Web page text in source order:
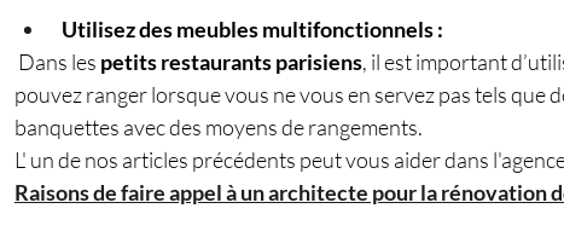
Utilisez des meubles multifonctionnels :
Dans les petits restaurants parisiens, il est important
pouvez ranger lorsque vous ne vous en servez pas tels que
banquettes avec des moyens de rangements.
L' un de nos articles précédents peut vous aider dans
Raisons de faire appel à un architecte pour la rénovation